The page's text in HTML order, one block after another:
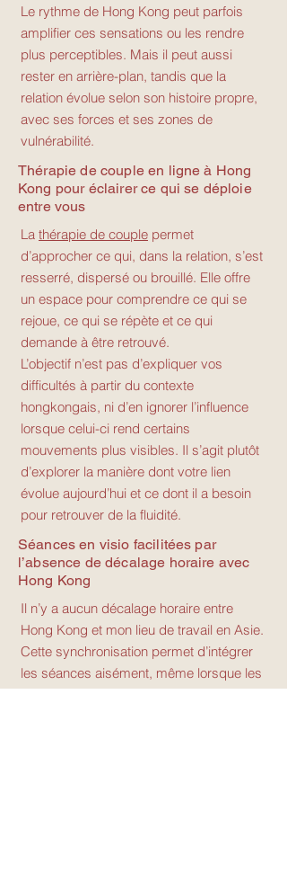
Le rythme de Hong Kong peut parfois
amplifier ces sensations ou les rendre
plus perceptibles. Mais il peut aussi
rester en arrière-plan, tandis que la
relation évolue selon son histoire propre,
avec ses forces et ses zones de
vulnérabilité.
Thérapie de couple en ligne à Hong
Kong pour éclairer ce qui se déploie
entre vous
La thérapie de couple permet
d’approcher ce qui, dans la relation, s’est
resserré, dispersé ou brouillé. Elle offre
un espace pour comprendre ce qui se
rejoue, ce qui se répète et ce qui
demande à être retrouvé.
L’objectif n’est pas d’expliquer vos
difficultés à partir du contexte
hongkongais, ni d’en ignorer l’influence
lorsque celui-ci rend certains
mouvements plus visibles. Il s’agit plutôt
d’explorer la manière dont votre lien
évolue aujourd’hui et ce dont il a besoin
pour retrouver de la fluidité.
Séances en visio facilitées par
l’absence de décalage horaire avec
Hong Kong
Il n’y a aucun décalage horaire entre
Hong Kong et mon lieu de travail en Asie.
Cette synchronisation permet d’intégrer
les séances aisément, même lorsque les
emplois du temps sont variables ou que